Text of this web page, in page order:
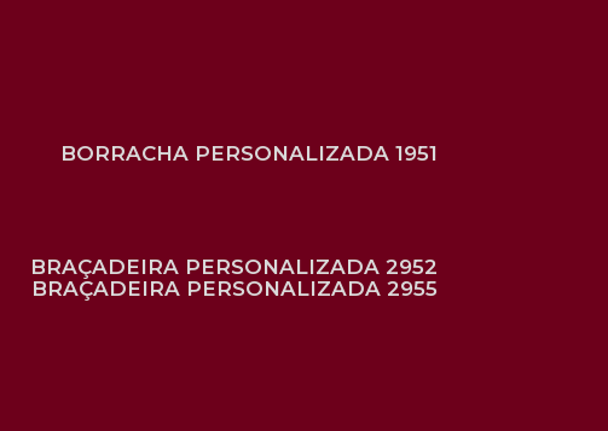
BORRACHA PERSONALIZADA 1951
BRAÇADEIRA PERSONALIZADA 2952
BRAÇADEIRA PERSONALIZADA 2955